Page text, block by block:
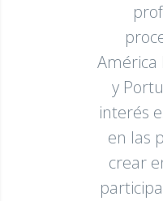
América
y
interés
en las
crear